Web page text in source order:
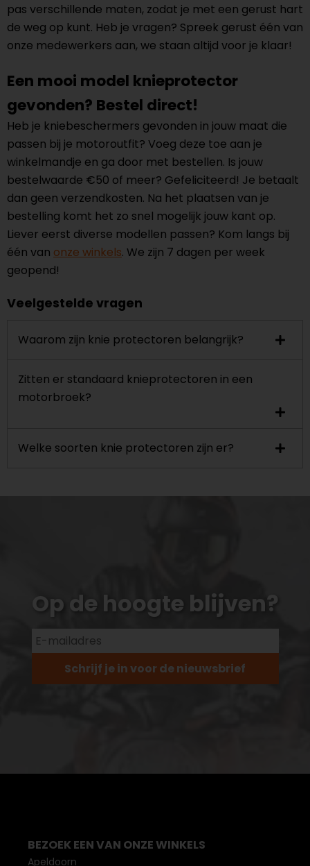
pas verschillende maten, zodat je met een gerust hart
de weg op kunt. Heb je vragen? Spreek gerust één van
onze medewerkers aan, we staan altijd voor je klaar!
Een mooi model knieprotector
gevonden? Bestel direct!
Heb je kniebeschermers gevonden in jouw maat die
passen bij je motoroutfit? Voeg deze toe aan je
winkelmandje en ga door met bestellen. Is jouw
bestelwaarde €50 of meer? Gefeliciteerd! Je betaalt
dan geen verzendkosten. Na het plaatsen van je
bestelling komt het zo snel mogelijk jouw kant op.
Liever eerst diverse modellen passen? Kom langs bij
één van onze winkels. We zijn 7 dagen per week
geopend!
Veelgestelde vragen
Waarom zijn knie protectoren belangrijk?
Zitten er standaard knieprotectoren in een
motorbroek?
Welke soorten knie protectoren zijn er?
Op de hoogte blijven?
Schrijf je in voor de nieuwsbrief
BEZOEK EEN VAN ONZE WINKELS
Apeldoorn